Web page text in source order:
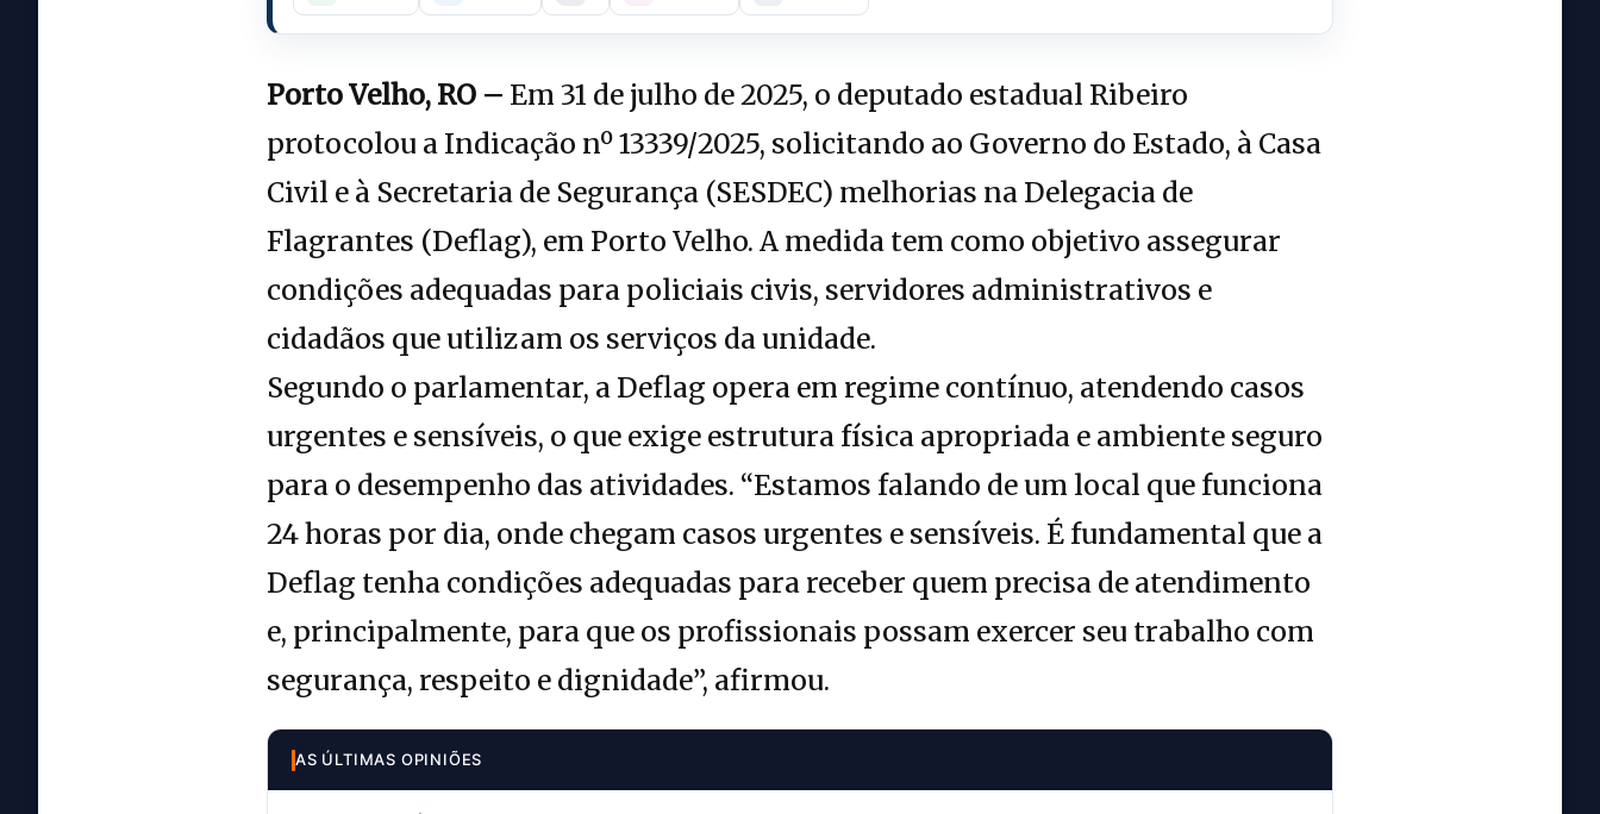
Porto Velho, RO – Em 31 de julho de 2025, o deputado estadual Ribeiro
protocolou a Indicação nº 13339/2025, solicitando ao Governo do Estado, à Casa
Civil e à Secretaria de Segurança (SESDEC) melhorias na Delegacia de
Flagrantes (Deflag), em Porto Velho. A medida tem como objetivo assegurar
condições adequadas para policiais civis, servidores administrativos e
cidadãos que utilizam os serviços da unidade.
Segundo o parlamentar, a Deflag opera em regime contínuo, atendendo casos
urgentes e sensíveis, o que exige estrutura física apropriada e ambiente seguro
para o desempenho das atividades. “Estamos falando de um local que funciona
24 horas por dia, onde chegam casos urgentes e sensíveis. É fundamental que a
Deflag tenha condições adequadas para receber quem precisa de atendimento
e, principalmente, para que os profissionais possam exercer seu trabalho com
segurança, respeito e dignidade”, afirmou.
AS ÚLTIMAS OPINIÕES